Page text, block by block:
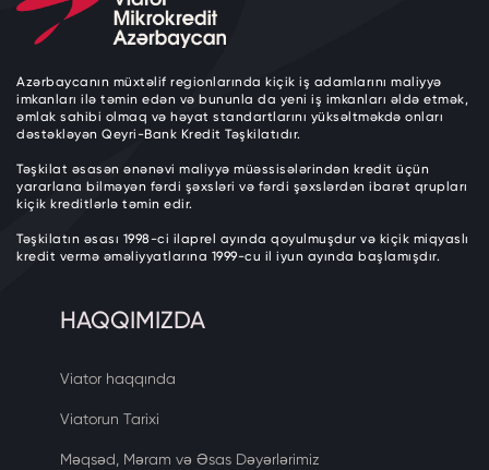
Azərbaycanın müxtəlif regionlarında kiçik iş adamlarını maliyyə
imkanları ilə təmin edən və bununla da yeni iş imkanları əldə etmək,
əmlak sahibi olmaq və həyat standartlarını yüksəltməkdə onları
dəstəkləyən Qeyri-Bank Kredit Təşkilatıdır.
Təşkilat əsasən ənənəvi maliyyə müəssisələrindən kredit üçün
yararlana bilməyən fərdi şəxsləri və fərdi şəxslərdən ibarət qrupları
kiçik kreditlərlə təmin edir.
Təşkilatın əsası 1998-ci ilaprel ayında qoyulmuşdur və kiçik miqyaslı
kredit vermə əməliyyatlarına 1999-cu il iyun ayında başlamışdır.
HAQQIMIZDA
Viator haqqında
Viatorun Tarixi
Məqsəd, Məram və Əsas Dəyərlərimiz